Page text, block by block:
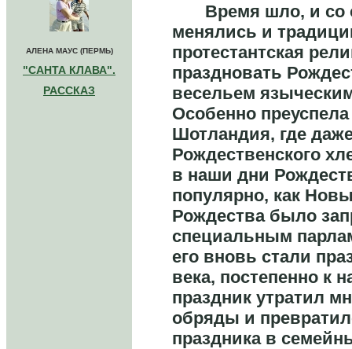
АЛЕНА МАУС (ПЕРМЬ)
"САНТА КЛАВА".
РАССКАЗ
Время шло, и со
менялись и
протестантская
праздновать
весельем
Особенно
Шотландия, где
Рождественского
в наши дни
популярно, как
Рождества было
специальным
его вновь стали
века, постепенно к
праздник утратил
обряды и
праздника в